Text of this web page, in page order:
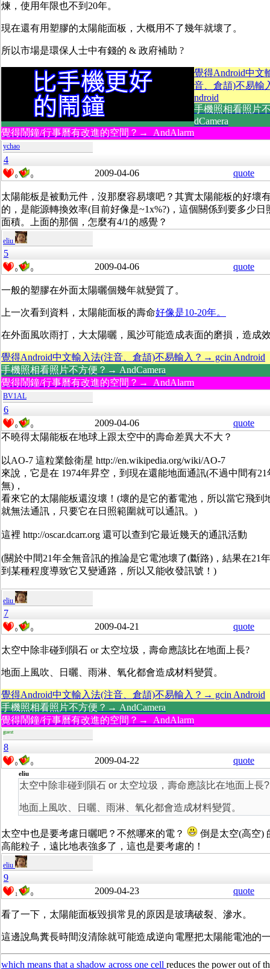
煉，使用年限也不到20年。
現在還有用塑膠的太陽能面板，大概用不了幾年就壞了。
所以市場是環保人士中有錢的 & 政府補助 ?
覺得Android中文
音、倉頡)不易輸
ndroid
手機照相看照片
dCamera
覺得鬧鐘/行事曆有改進的空間？→ AndAlarm
ychao
4
0 0 2009-04-06 quote
太陽能板是被動元件，沒那麼容易壞吧？其實太陽能板的好壞
的，是能源轉換效率(目前好像是~1x%?)，這個關係到要多少日
面積。上面的那個，怎麼有4/1的感覺？
eliu
5
0 0 2009-04-06 quote
一般的塑膠在外面太陽曬個幾年就變質了。
上一次看到資料，太陽能面板的壽命好像是10-20年。
在外面風吹雨打，大太陽曬，風沙可能造成表面的磨損，造成
覺得Android中文輸入法(注音、倉頡)不易輸入？→ gcin Android
手機照相看照片不方便？→ AndCamera
覺得鬧鐘/行事曆有改進的空間？→ AndAlarm
BV1AL
6
0 0 2009-04-06
quote
不曉得太陽能板在地球上跟太空中的壽命差異大不大？
以AO-7 這粒業餘衛星 http://en.wikipedia.org/wiki/AO-7
來說，它是在 1974年昇空，到現在還能地面通訊(不過中間有21
無)，
看來它的太陽能板還沒壞！(壞的是它的蓄電池，所以當它飛到
就無法通訊，只要它在日照範圍就可以通訊。)
這裡 http://oscar.dcarr.org 還可以查到它最近幾天的通訊活動
(關於中間21年全無音訊的推論是它電池壞了(斷路)，結果在21
到某種程度導致它又變通路，所以又能收發訊號！)
eliu
7
0 0 2009-04-21 quote
太空中除非碰到隕石 or 太空垃圾，壽命應該比在地面上長?
地面上風吹、日曬、雨淋、氧化都會造成材料變質。
覺得Android中文輸入法(注音、倉頡)不易輸入？→ gcin Android
手機照相看照片不方便？→ AndCamera
覺得鬧鐘/行事曆有改進的空間？→ AndAlarm
guest
8
0 0 2009-04-22 quote
eliu
太空中除非碰到隕石 or 太空垃圾，壽命應該比在地面上長?
地面上風吹、日曬、雨淋、氧化都會造成材料變質。
太空中也是要考慮日曬吧？不然哪來的電？
倒是太空(高空)
高能粒子，遠比地表強多了，這也是要考慮的！
eliu
9
1 0 2009-04-23 quote
看了一下，太陽能面板毀損常見的原因是玻璃破裂、滲水。
這邊說鳥糞長時間沒清除就可能造成逆向電壓把太陽能電池的
which means that a shadow across one cell reduces the power out of